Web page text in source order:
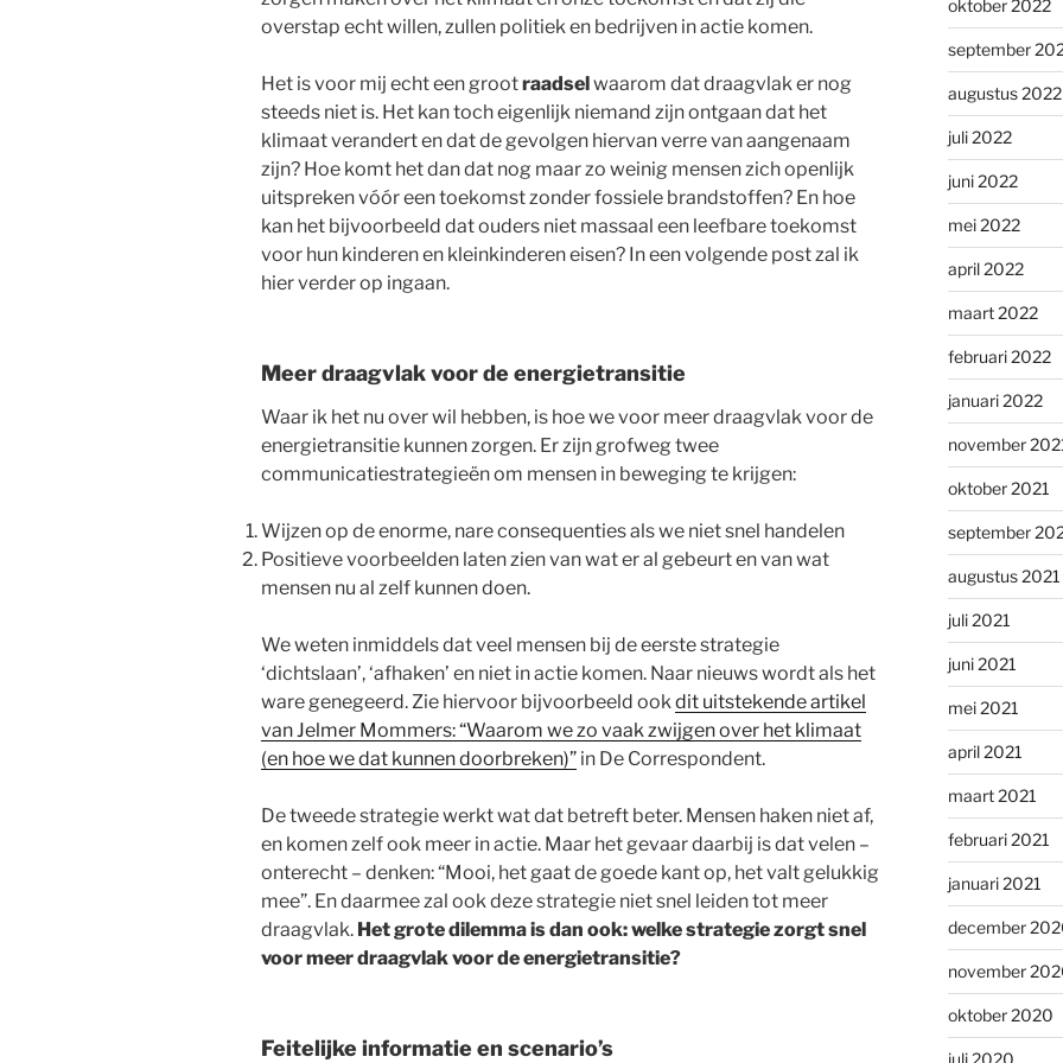
overstap echt willen, zullen politiek en bedrijven in actie komen.
Het is voor mij echt een grootraadselwaarom dat draagvlak er nog
steeds niet is. Het kan toch eigenlijk niemand zijn ontgaan dat het
klimaat verandert en dat de gevolgen hiervan verre van aangenaam
zijn? Hoe komt het dan dat nog maar zo weinig mensen zich openlijk
uitspreken vóór een toekomst zonder fossiele brandstoffen? En hoe
kan het bijvoorbeeld dat ouders niet massaal een leefbare toekomst
voor hun kinderen en kleinkinderen eisen? In een volgende post zal ik
hier verder op ingaan.
Meer draagvlak voor de energietransitie
Waar ik het nu over wil hebben, is hoe we voor meer draagvlak voor de
energietransitie kunnen zorgen. Er zijn grofweg twee
communicatiestrategieën om mensen in beweging te krijgen:
Wijzen op de enorme, nare consequenties als we niet snel handelen
Positieve voorbeelden laten zien van wat er al gebeurt en van wat
mensen nu al zelf kunnen doen.
We weten inmiddels dat veel mensen bij de eerste strategie
‘dichtslaan’, ‘afhaken’ en niet in actie komen. Naar nieuws wordt als het
ware genegeerd. Zie hiervoor bijvoorbeeld ookdit uitstekende artikel
van Jelmer Mommers: “Waarom we zo vaak zwijgen over het klimaat
(en hoe we dat kunnen doorbreken)” in De Correspondent.
De tweede strategie werkt wat dat betreft beter. Mensen haken niet af,
en komen zelf ook meer in actie. Maar het gevaar daarbij is dat velen –
onterecht – denken: “Mooi, het gaat de goede kant op, het valt gelukkig
mee”. En daarmee zal ook deze strategie niet snel leiden tot meer
draagvlak. Het grote dilemma is dan ook: welke strategie zorgt snel
voor meer draagvlak voor de energietransitie?
Feitelijke informatie en scenario’s
oktober 2022
september
augustus 2022
juli 2022
juni 2022
mei 2022
april 2022
maart 2022
februari 2022
januari 2022
november
oktober 2021
september
augustus 2021
juli 2021
juni 2021
mei 2021
april 2021
maart 2021
februari 2021
januari 2021
december
november
oktober 2020